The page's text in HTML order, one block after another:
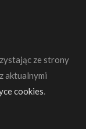
ze strony
aktualnymi
cookies.